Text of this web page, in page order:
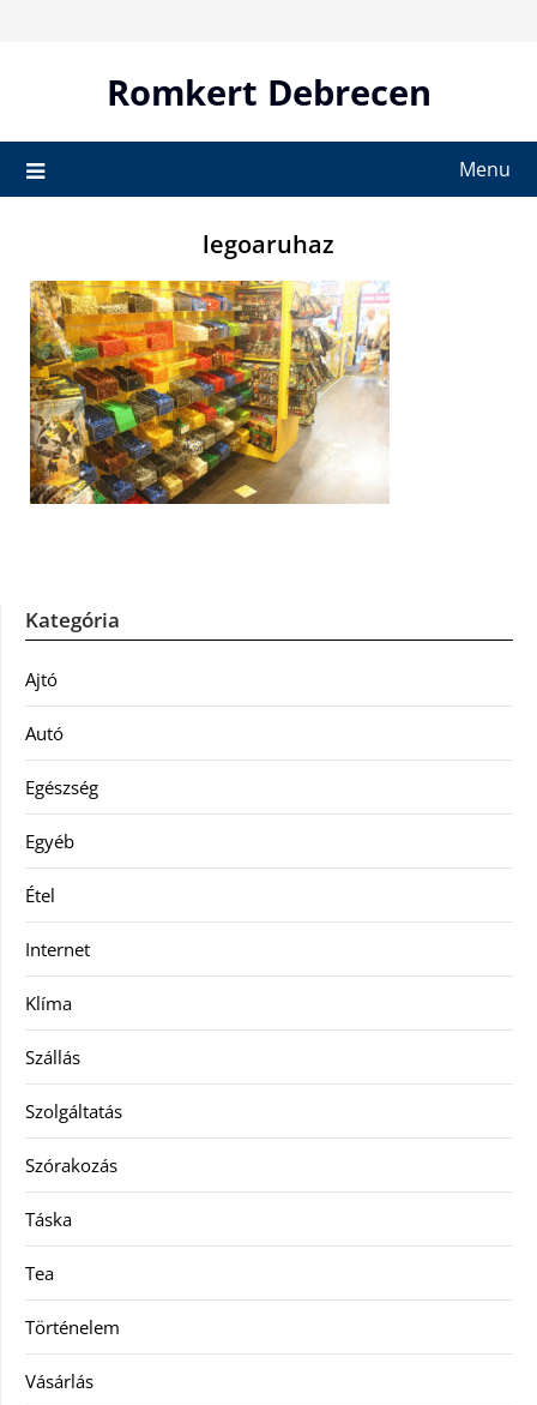
Romkert Debrecen
Menu
legoaruhaz
Kategória
Ajtó
Autó
Egészség
Egyéb
Étel
Internet
Klíma
Szállás
Szolgáltatás
Szórakozás
Táska
Tea
Történelem
Vásárlás